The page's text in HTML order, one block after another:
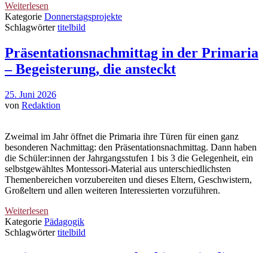
Weiterlesen
Kategorie Donnerstagsprojekte
Schlagwörtertitelbild
Präsentationsnachmittag in der Primaria
– Begeisterung, die ansteckt
25. Juni 2026
von Redaktion
Zweimal im Jahr öffnet die Primaria ihre Türen für einen ganz
besonderen Nachmittag: den Präsentationsnachmittag. Dann haben
die Schüler:innen der Jahrgangsstufen 1 bis 3 die Gelegenheit, ein
selbstgewähltes Montessori-Material aus unterschiedlichsten
Themenbereichen vorzubereiten und dieses Eltern, Geschwistern,
Großeltern und allen weiteren Interessierten vorzuführen.
Weiterlesen
Kategorie Pädagogik
Schlagwörtertitelbild